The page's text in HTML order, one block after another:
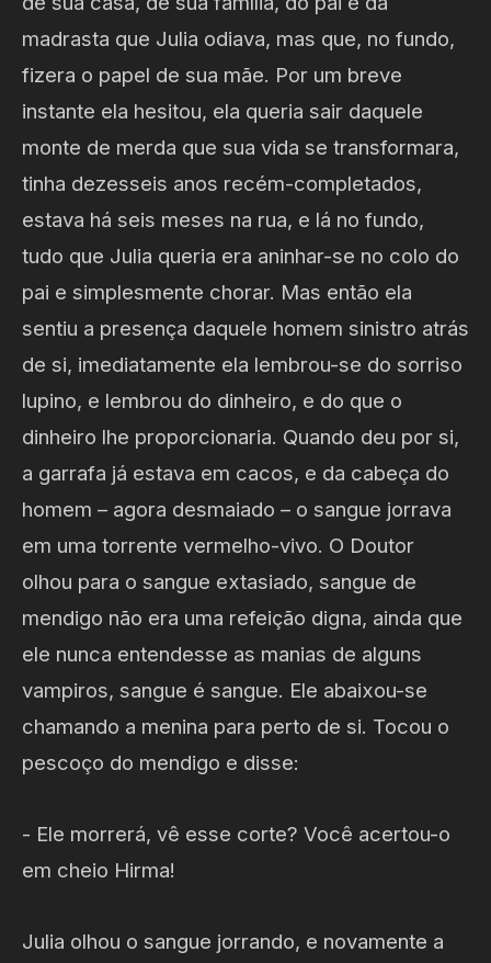
madrasta que Julia odiava, mas que, no fundo,
fizera o papel de sua mãe. Por um breve
instante ela hesitou, ela queria sair daquele
monte de merda que sua vida se transformara,
tinha dezesseis anos recém-completados,
estava há seis meses na rua, e lá no fundo,
tudo que Julia queria era aninhar-se no colo do
pai e simplesmente chorar. Mas então ela
sentiu a presença daquele homem sinistro atrás
de si, imediatamente ela lembrou-se do sorriso
lupino, e lembrou do dinheiro, e do que o
dinheiro lhe proporcionaria. Quando deu por si,
a garrafa já estava em cacos, e da cabeça do
homem – agora desmaiado – o sangue jorrava
em uma torrente vermelho-vivo. O Doutor
olhou para o sangue extasiado, sangue de
mendigo não era uma refeição digna, ainda que
ele nunca entendesse as manias de alguns
vampiros, sangue é sangue. Ele abaixou-se
chamando a menina para perto de si. Tocou o
pescoço do mendigo e disse:
- Ele morrerá, vê esse corte? Você acertou-o
em cheio Hirma!
Julia olhou o sangue jorrando, e novamente a